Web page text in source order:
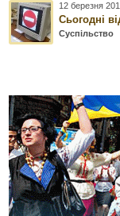
12 березня
Сьогодні
Суспільство